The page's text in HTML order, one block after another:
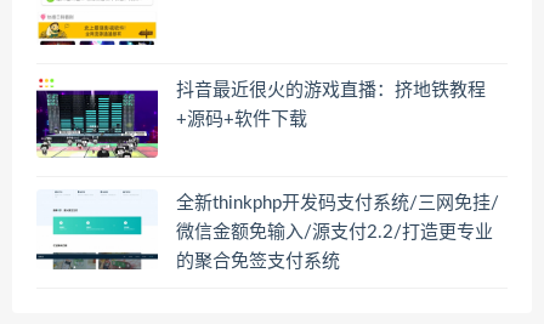
抖音最近很火的游戏直播：挤地铁教程
+源码+软件下载
全新thinkphp开发码支付系统/三网免挂/
微信金额免输入/源支付2.2/打造更专业
的聚合免签支付系统